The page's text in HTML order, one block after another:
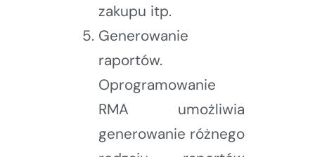
zakupu itp.
Generowanie
raportów.
Oprogramowanie
RMA umożliwia
generowanie różnego